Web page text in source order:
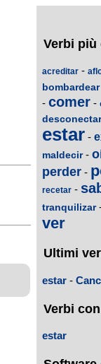
Verbi più
acreditar -
bombardear
- comer -
desconectar
estar -
maldecir-
perder -
recetar -
tranquilizar
ver
Ultimi
estar -
Verbi
estar